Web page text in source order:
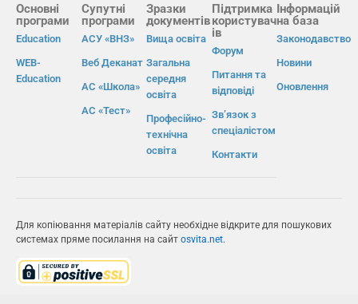
Основні
програми
Education
WEB-
Education
Супутні
програми
АСУ «ВНЗ»
Веб Деканат
АС «Школа»
АС «Тест»
Зразки
документів
Вища освіта
Загальна
середня
освіта
Професійно-
технічна
освіта
Підтримка
користувач
ів
Форум
Питання та
відповіді
Зв’язок з
спеціалістом
Контакти
Інформацій
на база
Законодавство
Новини
Оновлення
Для копіювання матеріалів сайту необхідне відкрите для пошукових
системах пряме посилання на сайт osvita.net.